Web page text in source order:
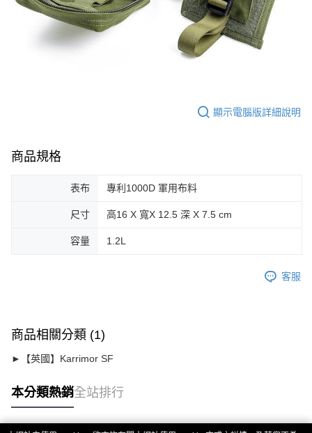
顯示電腦版詳細說明
商品規格
表布 專利1000D 軍用布料
尺寸 高16 X 寬X 12.5 深 X 7.5 cm
容量 1.2L
客服
商品相關分類 (1)
►【英國】Karrimor SF
本分類熱銷全站排行